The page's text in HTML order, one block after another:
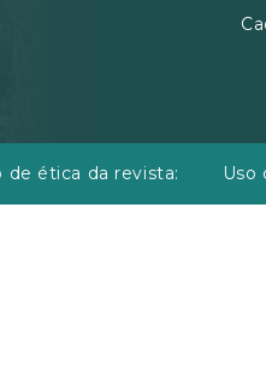
de ética da revista: Uso